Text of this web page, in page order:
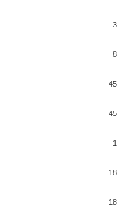
3
8
45
45
1
18
18